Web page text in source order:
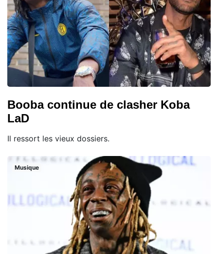
Booba continue de clasher Koba
LaD
Il ressort les vieux dossiers.
Musique